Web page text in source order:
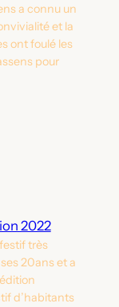
a connu un
et la
ont foulé les
pour
2022
très
20ans et a
d’habitants